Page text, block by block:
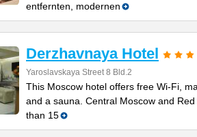
entfernten, modernen
Derzhavnaya Hotel
Yaroslavskaya Street 8 Bld.2
This Moscow hotel offers free Wi-Fi,
and a sauna. Central Moscow and
than 15